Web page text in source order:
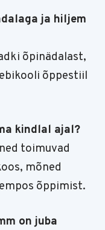
ja hiljem
õpinädalast,
õppestiil
kindlal ajal?
toimuvad
mõned
õppimist.
on juba